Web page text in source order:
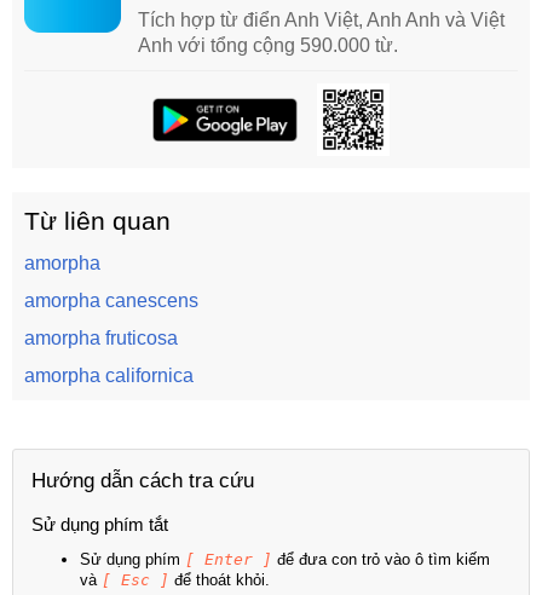
Tích hợp từ điển Anh Việt, Anh Anh và Việt
Anh với tổng cộng 590.000 từ.
Từ liên quan
amorpha
amorpha canescens
amorpha fruticosa
amorpha californica
Hướng dẫn cách tra cứu
Sử dụng phím tắt
Sử dụng phím [ Enter ] để đưa con trỏ vào ô tìm kiếm
và [ Esc ] để thoát khỏi.